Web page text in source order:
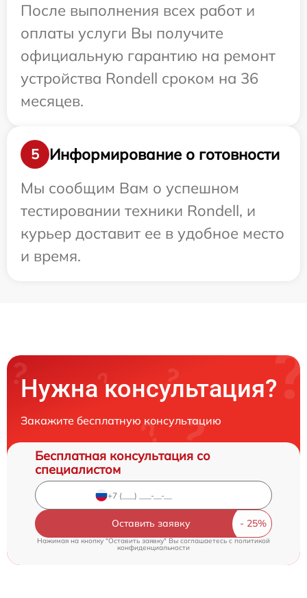
После выполнения всех работ и
оплаты услуги Вы получите
официальную гарантию на ремонт
устройства Rondell сроком на 36
месяцев.
5
Информирование о готовности
Мы сообщим Вам о успешном
тестировании техники Rondell, и
курьер доставит ее в удобное место
и время.
Нужна консультация?
Закажите бесплатную консультацию
Бесплатная консультация со
специалистом
Оставить заявку
Нажимая на кнопку "Оставить заявку" Вы соглашаетесь cполитикой
конфиденциальности